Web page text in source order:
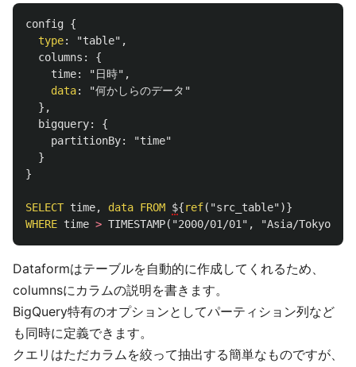
config {
type: "table" ,
columns :
{
time: "日時" ,
data:
"何かしらのデータ"
},
bigquery:
{
partitionBy:
"time"
}
}
SELECT time, data FROM ${ref( "src_table")}
WHERE time > TIMESTAMP( "2000/01/01" , "Asia/Tokyo"
Dataformはテーブルを自動的に作成してくれるため、
columnsにカラムの説明を書きます。
BigQuery特有のオプションとしてパーティション列など
も同時に定義できます。
クエリはただカラムを絞って抽出する簡単なものですが、